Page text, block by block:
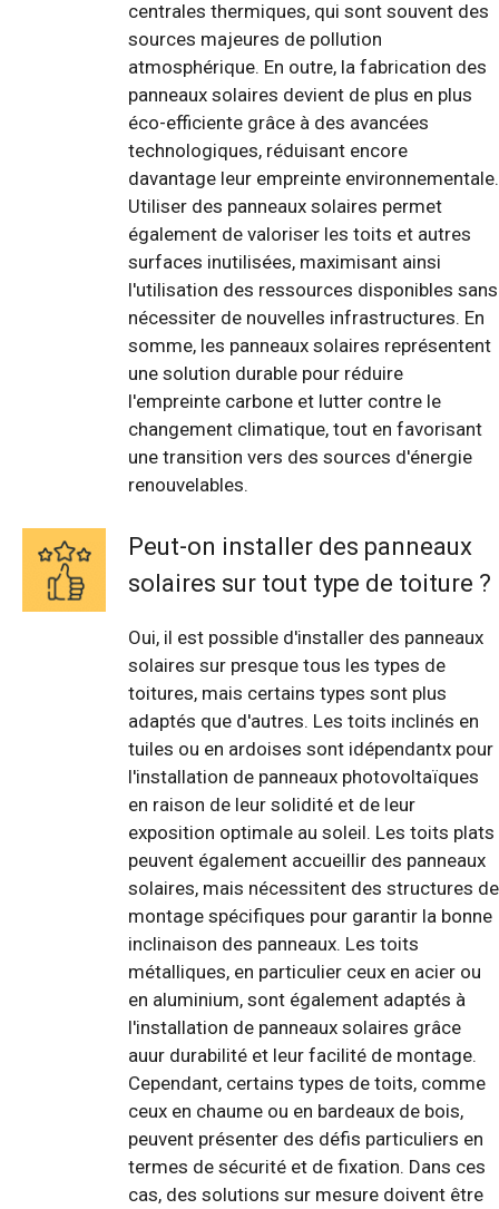
centrales thermiques, qui sont souvent des
sources majeures de pollution
atmosphérique. En outre, la fabrication des
panneaux solaires devient de plus en plus
éco-efficiente grâce à des avancées
technologiques, réduisant encore
davantage leur empreinte environnementale.
Utiliser des panneaux solaires permet
également de valoriser les toits et autres
surfaces inutilisées, maximisant ainsi
l'utilisation des ressources disponibles sans
nécessiter de nouvelles infrastructures. En
somme, les panneaux solaires représentent
une solution durable pour réduire
l'empreinte carbone et lutter contre le
changement climatique, tout en favorisant
une transition vers des sources d'énergie
renouvelables.
Peut-on installer des panneaux
solaires sur tout type de toiture ?
Oui, il est possible d'installer des panneaux
solaires sur presque tous les types de
toitures, mais certains types sont plus
adaptés que d'autres. Les toits inclinés en
tuiles ou en ardoises sont idépendantx pour
l'installation de panneaux photovoltaïques
en raison de leur solidité et de leur
exposition optimale au soleil. Les toits plats
peuvent également accueillir des panneaux
solaires, mais nécessitent des structures de
montage spécifiques pour garantir la bonne
inclinaison des panneaux. Les toits
métalliques, en particulier ceux en acier ou
en aluminium, sont également adaptés à
l'installation de panneaux solaires grâce
auur durabilité et leur facilité de montage.
Cependant, certains types de toits, comme
ceux en chaume ou en bardeaux de bois,
peuvent présenter des défis particuliers en
termes de sécurité et de fixation. Dans ces
cas, des solutions sur mesure doivent être